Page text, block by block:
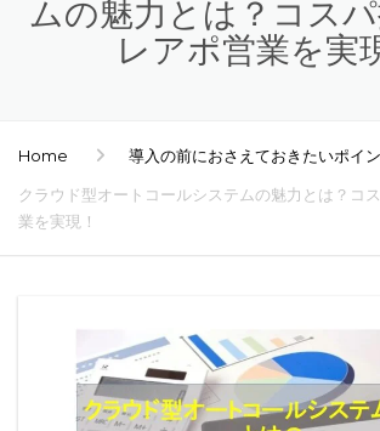
ムの魅力とは？コス
レアポ営業を実
Home
導入の前におさえておきたいポイ
クラウド型オートコールシステムの魅力とは？コ
業を実現！